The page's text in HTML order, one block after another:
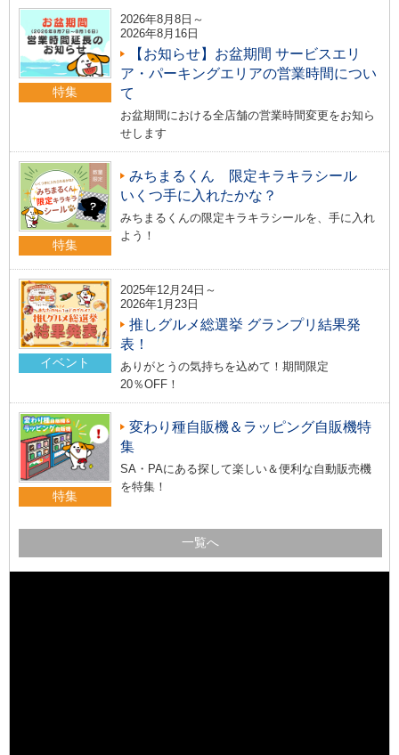
特集
2026年8月8日～
2026年8月16日
【お知らせ】お盆期間 サービスエリ
ア・パーキングエリアの営業時間につい
て
お盆期間における全店舗の営業時間変更をお知ら
せします
特集
みちまるくん 限定キラキラシール
いくつ手に入れたかな？
みちまるくんの限定キラキラシールを、手に入れ
よう！
イベント
2025年12月24日～
2026年1月23日
推しグルメ総選挙 グランプリ結果発
表！
ありがとうの気持ちを込めて！期間限定
20％OFF！
特集
変わり種自販機＆ラッピング自販機特
集
SA・PAにある探して楽しい＆便利な自動販売機
を特集！
一覧へ